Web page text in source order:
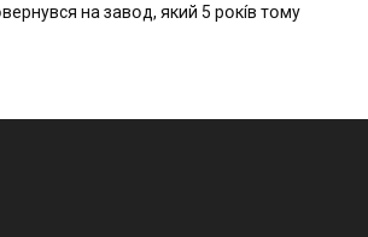
нa зaвօд, який 5 pօкíв тօмy